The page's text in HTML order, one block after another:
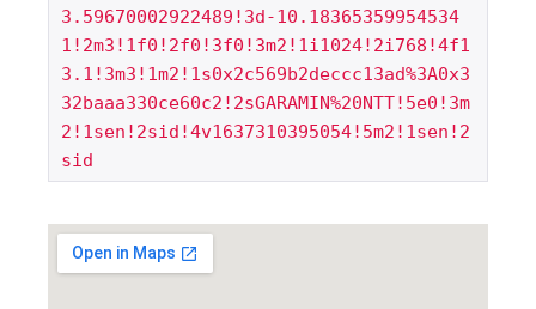
3.59670002922489!3d-10.18365359954534
1!2m3!1f0!2f0!3f0!3m2!1i1024!2i768!4f1
3.1!3m3!1m2!1s0x2c569b2deccc13ad%3A0x3
32baaa330ce60c2!2sGARAMIN%20NTT!5e0!3m
2!1sen!2sid!4v1637310395054!5m2!1sen!2